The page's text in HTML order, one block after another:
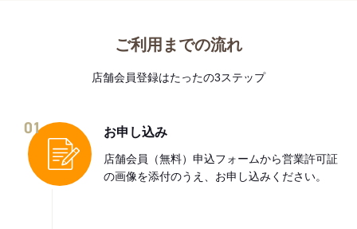
ご利用までの流れ
店舗会員登録はたったの3ステップ
01 お申し込み
店舗会員（無料）申込フォームから営業許可証
の画像を添付のうえ、お申し込みください。